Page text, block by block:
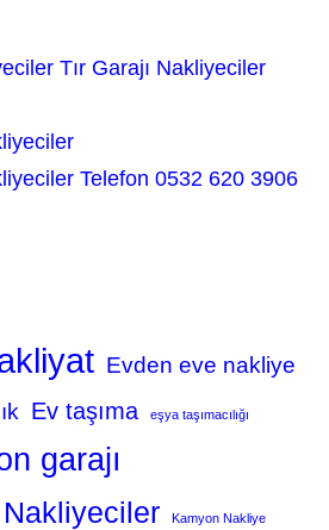
Tır Garajı Nakliyeciler
Telefon 0532 620 3906
Evden eve nakliye
Ev taşıma eşya taşımacılığı
garajı
Nakliyeciler Kamyon Nakliye